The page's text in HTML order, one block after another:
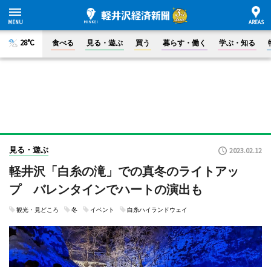
28°C 食べる 見る・遊ぶ 買う 暮らす・働く 学ぶ・知る
見る・遊ぶ 2023.02.12
軽井沢「白糸の滝」での真冬のライトアッ
プ バレンタインでハートの演出も
観光・見どころ 冬 イベント 白糸ハイランドウェイ